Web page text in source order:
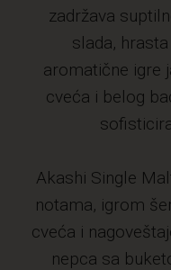
zadržava
slada,
aromatične igre
cveća i belog
Akashi Single
notama, igrom
cveća i
nepca sa